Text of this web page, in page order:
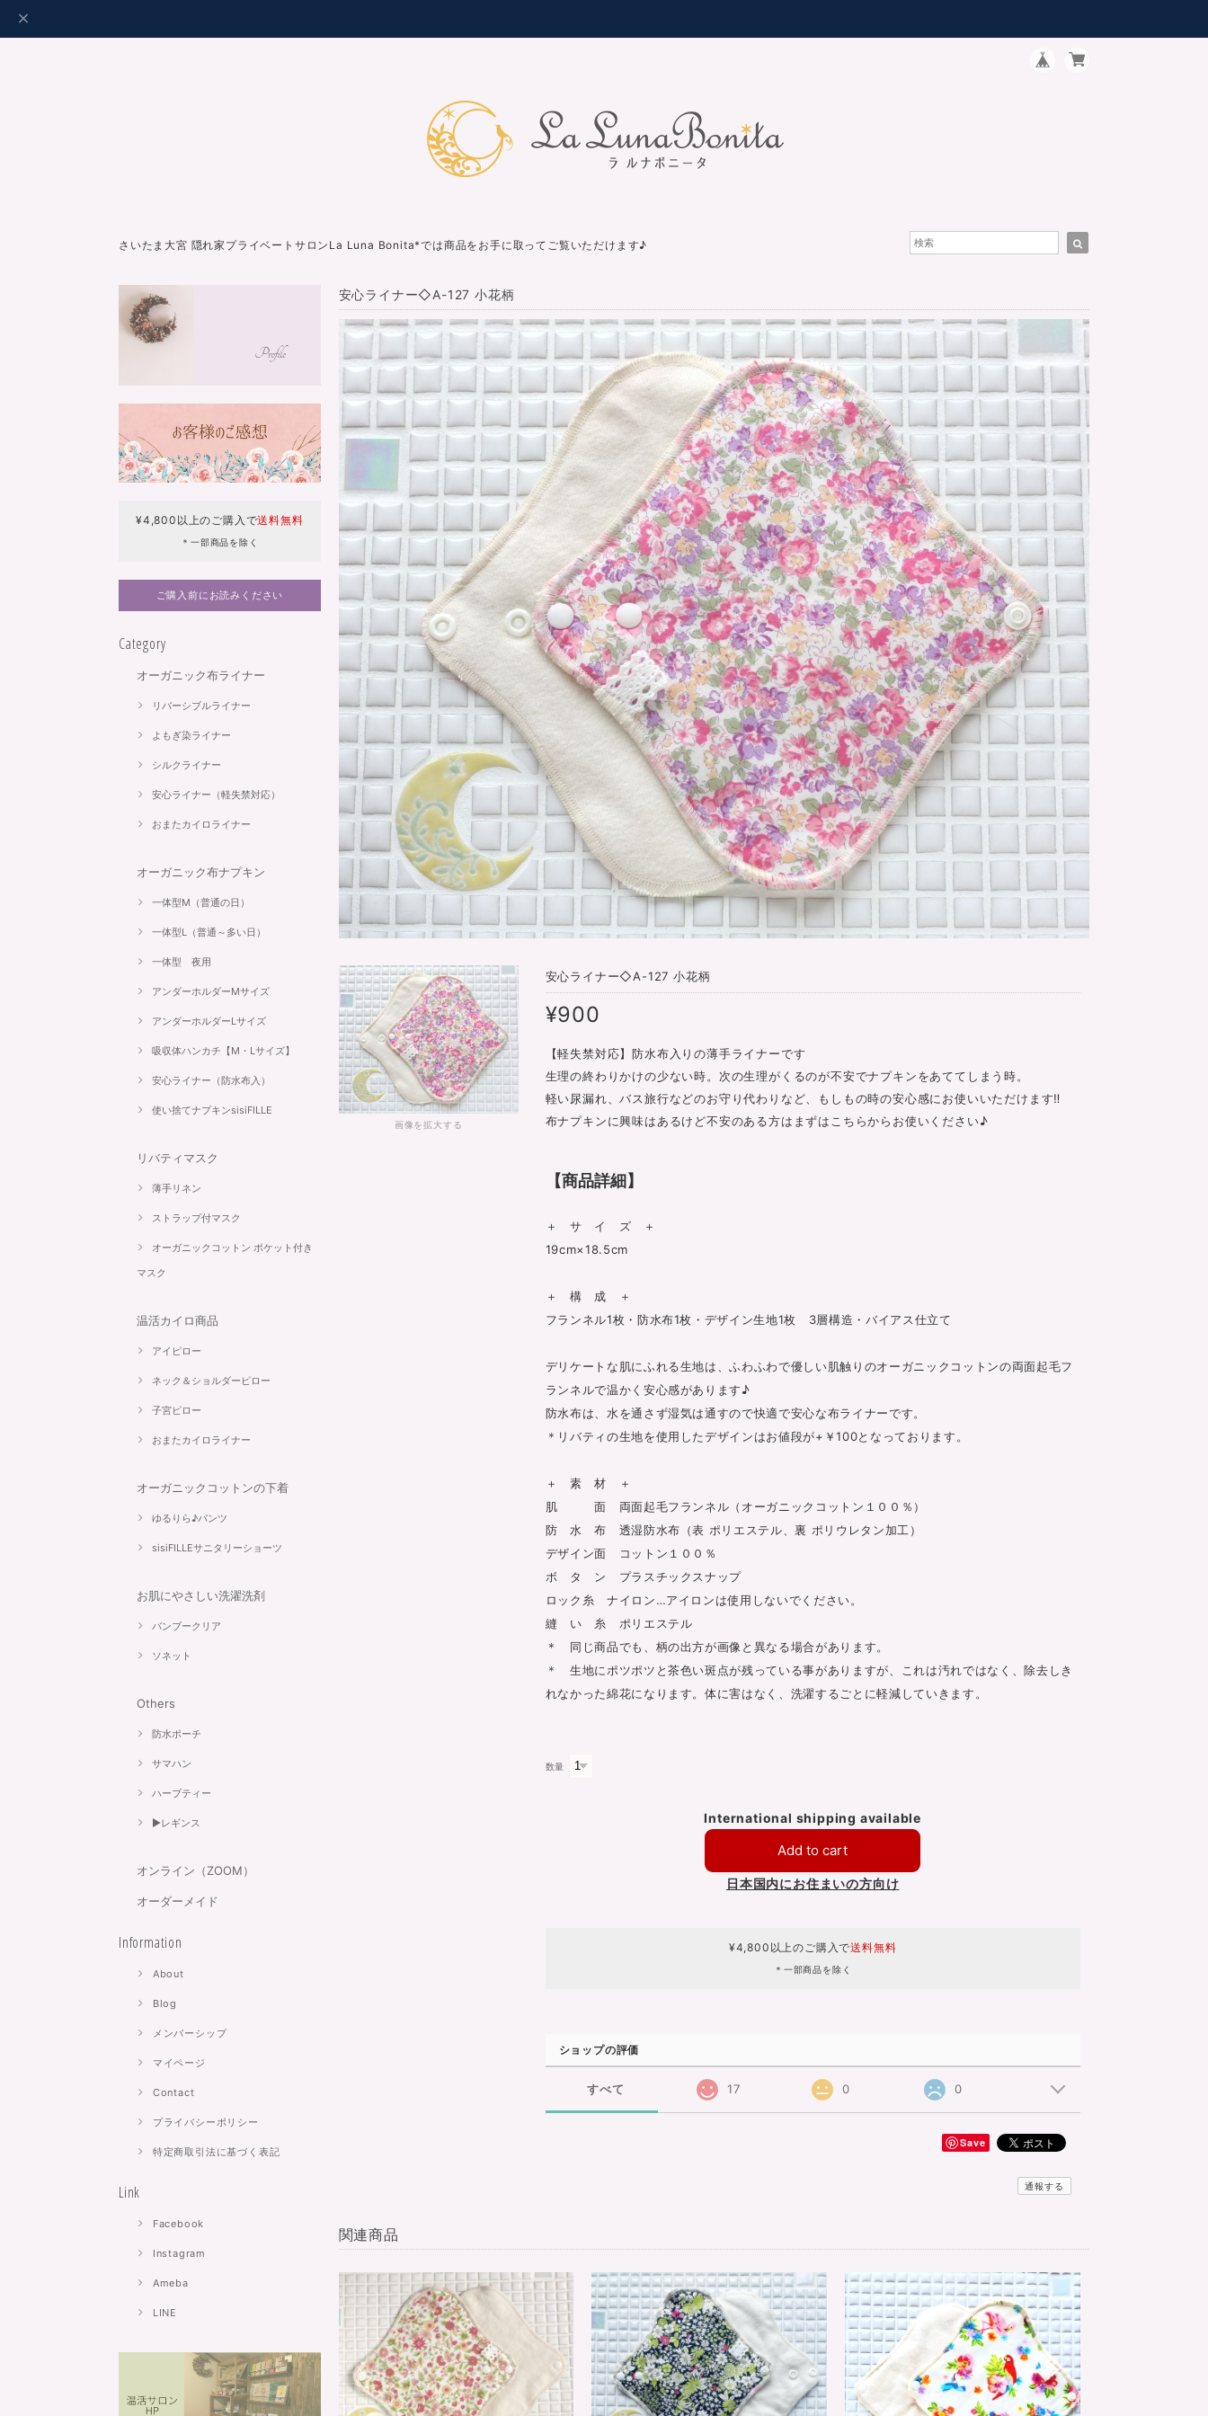
さいたま大宮 隠れ家プライベートサロンLa Luna Bonita*では商品をお手に取ってご覧いただけます♪
¥4,800以上のご購入で送料無料
＊一部商品を除く
ご購入前にお読みください
Category
オーガニック布ライナー
リバーシブルライナー
よもぎ染ライナー
シルクライナー
安心ライナー（軽失禁対応）
おまたカイロライナー
オーガニック布ナプキン
一体型M（普通の日）
一体型L（普通～多い日）
一体型 夜用
アンダーホルダーMサイズ
アンダーホルダーLサイズ
吸収体ハンカチ【M・Lサイズ】
安心ライナー（防水布入）
使い捨てナプキンsisiFILLE
リバティマスク
薄手リネン
ストラップ付マスク
オーガニックコットン ポケット付き
マスク
温活カイロ商品
アイピロー
ネック＆ショルダーピロー
子宮ピロー
おまたカイロライナー
オーガニックコットンの下着
ゆるりら♪パンツ
sisiFILLEサニタリーショーツ
お肌にやさしい洗濯洗剤
バンブークリア
ソネット
Others
防水ポーチ
サマハン
ハーブティー
▶︎レギンス
オンライン（ZOOM）
オーダーメイド
Information
About
Blog
メンバーシップ
マイページ
Contact
プライバシーポリシー
特定商取引法に基づく表記
Link
Facebook
Instagram
Ameba
LINE
安心ライナー◇A-127 小花柄
画像を拡大する
安心ライナー◇A-127 小花柄
¥900
【軽失禁対応】防水布入りの薄手ライナーです
生理の終わりかけの少ない時。次の生理がくるのが不安でナプキンをあててしまう時。
軽い尿漏れ、バス旅行などのお守り代わりなど、もしもの時の安心感にお使いいただけます‼
布ナプキンに興味はあるけど不安のある方はまずはこちらからお使いください♪
【商品詳細】
＋ サ イ ズ ＋
19cm×18.5cm
＋ 構 成 ＋
フランネル1枚・防水布1枚・デザイン生地1枚 3層構造・バイアス仕立て
デリケートな肌にふれる生地は、ふわふわで優しい肌触りのオーガニックコットンの両面起毛フ
ランネルで温かく安心感があります♪
防水布は、水を通さず湿気は通すので快適で安心な布ライナーです。
＊リバティの生地を使用したデザインはお値段が+￥100となっております。
＋ 素 材 ＋
肌 面 両面起毛フランネル（オーガニックコットン１００％）
防 水 布 透湿防水布（表 ポリエステル、裏 ポリウレタン加工）
デザイン面 コットン１００％
ボ タ ン プラスチックスナップ
ロック糸 ナイロン…アイロンは使用しないでください。
縫 い 糸 ポリエステル
＊ 同じ商品でも、柄の出方が画像と異なる場合があります。
＊ 生地にポツポツと茶色い斑点が残っている事がありますが、これは汚れではなく、除去しき
れなかった綿花になります。体に害はなく、洗濯するごとに軽減していきます。
数量
International shipping available
Add to cart
日本国内にお住まいの方向け
¥4,800以上のご購入で送料無料
＊一部商品を除く
ショップの評価
すべて 17 0 0
Save
通報する
関連商品